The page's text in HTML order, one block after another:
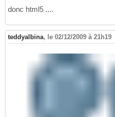
donc html5 ....
teddyalbina, le 02/12/2009 à 21h19